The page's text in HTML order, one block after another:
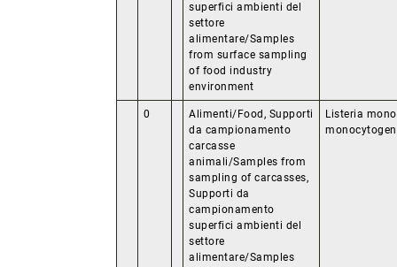
superfici ambienti del
settore
alimentare/Samples
from surface sampling
of food industry
environment
0
Alimenti/Food, Supporti
da campionamento
carcasse
animali/Samples from
sampling of carcasses,
Supporti da
campionamento
superfici ambienti del
settore
alimentare/Samples
Listeria